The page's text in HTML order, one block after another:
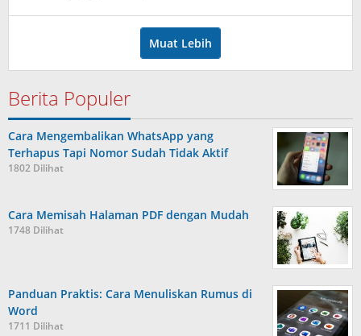
Pradana
Putra
Muat Lebih
Berita Populer
Cara Mengembalikan WhatsApp yang
Terhapus Tapi Nomor Sudah Tidak Aktif
1802 Dilihat
Cara Memisah Halaman PDF dengan Mudah
1748 Dilihat
Panduan Praktis: Cara Menuliskan Rumus di
Word
1711 Dilihat